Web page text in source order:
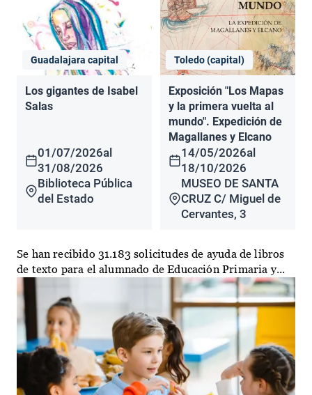
Guadalajara capital
Los gigantes de Isabel
Salas
01/07/2026al
31/08/2026
Biblioteca Pública
del Estado
Toledo (capital)
Exposición "Los Mapas
y la primera vuelta al
mundo". Expedición de
Magallanes y Elcano
14/05/2026al
18/10/2026
MUSEO DE SANTA
CRUZ C/ Miguel de
Cervantes, 3
Se han recibido 31.183 solicitudes de ayuda de libros
de texto para el alumnado de Educación Primaria y...